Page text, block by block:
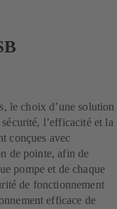
le choix d’une solution
l’efficacité et la
conçues avec
de pointe, afin de
pompe et de chaque
de fonctionnement
efficace de